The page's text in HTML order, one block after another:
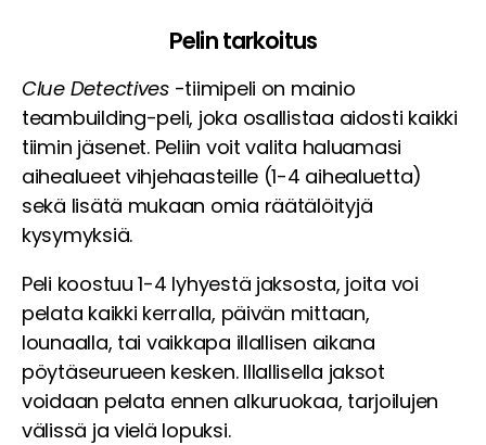
Pelin tarkoitus
Clue Detectives-tiimipeli on mainio
teambuilding-peli, joka osallistaa aidosti kaikki
tiimin jäsenet. Peliin voit valita haluamasi
aihealueet vihjehaasteille (1-4 aihealuetta)
sekä lisätä mukaan omia räätälöityjä
kysymyksiä.
Peli koostuu 1-4 lyhyestä jaksosta, joita voi
pelata kaikki kerralla, päivän mittaan,
lounaalla, tai vaikkapa illallisen aikana
pöytäseurueen kesken. Illallisella jaksot
voidaan pelata ennen alkuruokaa, tarjoilujen
välissä ja vielä lopuksi.